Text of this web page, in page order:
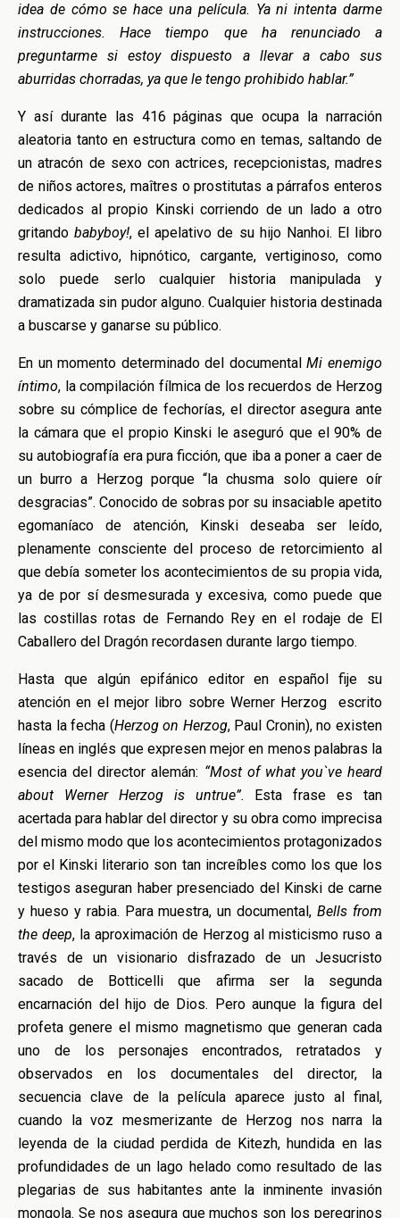
idea de cómo se hace una película. Ya ni intenta darme
instrucciones. Hace tiempo que ha renunciado a
preguntarme si estoy dispuesto a llevar a cabo sus
aburridas chorradas, ya que le tengo prohibido hablar.”
Y así durante las 416 páginas que ocupa la narración
aleatoria tanto en estructura como en temas, saltando de
un atracón de sexo con actrices, recepcionistas, madres
de niños actores, maîtres o prostitutas a párrafos enteros
dedicados al propio Kinski corriendo de un lado a otro
gritandobabyboy!, el apelativo de su hijo Nanhoi. El libro
resulta adictivo, hipnótico, cargante, vertiginoso, como
solo puede serlo cualquier historia manipulada y
dramatizada sin pudor alguno. Cualquier historia destinada
a buscarse y ganarse su público.
En un momento determinado del documentalMi enemigo
íntimo, la compilación fílmica de los recuerdos de Herzog
sobre su cómplice de fechorías, el director asegura ante
la cámara que el propio Kinski le aseguró que el 90% de
su autobiografía era pura ficción, que iba a poner a caer de
un burro a Herzog porque “la chusma solo quiere oír
desgracias”. Conocido de sobras por su insaciable apetito
egomaníaco de atención, Kinski deseaba ser leído,
plenamente consciente del proceso de retorcimiento al
que debía someter los acontecimientos de su propia vida,
ya de por sí desmesurada y excesiva, como puede que
las costillas rotas de Fernando Rey en el rodaje de El
Caballero del Dragón recordasen durante largo tiempo.
Hasta que algún epifánico editor en español fije su
atención en el mejor libro sobre Werner Herzog escrito
hasta la fecha (Herzog on Herzog, Paul Cronin), no existen
líneas en inglés que expresen mejor en menos palabras la
esencia del director alemán: “Most of what you`ve heard
about Werner Herzog is untrue”. Esta frase es tan
acertada para hablar del director y su obra como imprecisa
del mismo modo que los acontecimientos protagonizados
por el Kinski literario son tan increíbles como los que los
testigos aseguran haber presenciado del Kinski de carne
y hueso y rabia. Para muestra, un documental,Bells from
the deep, la aproximación de Herzog al misticismo ruso a
través de un visionario disfrazado de un Jesucristo
sacado de Botticelli que afirma ser la segunda
encarnación del hijo de Dios. Pero aunque la figura del
profeta genere el mismo magnetismo que generan cada
uno de los personajes encontrados, retratados y
observados en los documentales del director, la
secuencia clave de la película aparece justo al final,
cuando la voz mesmerizante de Herzog nos narra la
leyenda de la ciudad perdida de Kitezh, hundida en las
profundidades de un lago helado como resultado de las
plegarias de sus habitantes ante la inminente invasión
mongola. Se nos asegura que muchos son los peregrinos